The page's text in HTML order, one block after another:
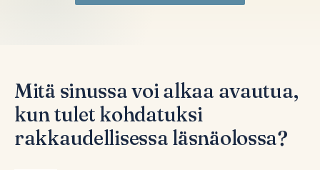
Mitä sinussa voi alkaa avautua,
kun tulet kohdatuksi
rakkaudellisessa läsnäolossa?